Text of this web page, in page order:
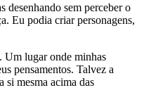
desenhando sem perceber o
Eu podia criar personagens,
Um lugar onde minhas
pensamentos. Talvez a
si mesma acima das